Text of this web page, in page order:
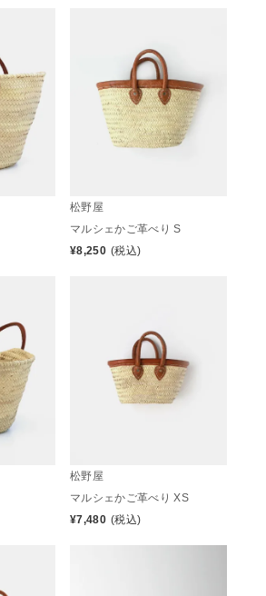
松野屋
マルシェかご革べり S
¥8,250 (税込)
松野屋
マルシェかご革べり XS
¥7,480 (税込)